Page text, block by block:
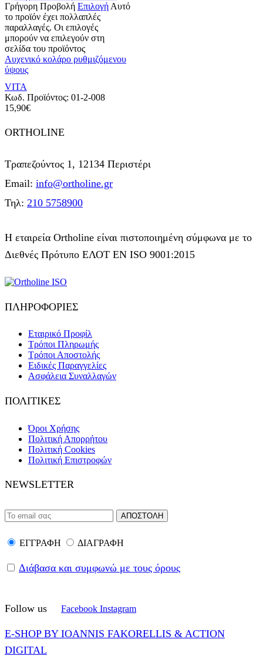
Γρήγορη Προβολή Επιλογή Αυτό
το προϊόν έχει πολλαπλές
παραλλαγές. Οι επιλογές
μπορούν να επιλεγούν στη
σελίδα του προϊόντος
Αυχενικό κολάρο ρυθμιζόμενου
ύψους
VITA
Κωδ. Προϊόντος: 01-2-008
15,90€
ORTHOLINE
Τραπεζούντος 1, 12134 Περιστέρι
Email: info@ortholine.gr
Τηλ: 210 5758900
Η εταιρεία Ortholine είναι πιστοποιημένη σύμφωνα με το
Διεθνές Πρότυπο ΕΛΟΤ ΕΝ ISO 9001:2015
ΠΛΗΡΟΦΟΡΙΕΣ
Εταιρικό Προφίλ
Τρόποι Πληρωμής
Τρόποι Αποστολής
Ειδικές Παραγγελίες
Ασφάλεια Συναλλαγών
ΠΟΛΙΤΙΚΕΣ
Όροι Χρήσης
Πολιτική Απορρήτου
Πολιτική Cookies
Πολιτική Επιστροφών
NEWSLETTER
ΕΓΓΡΑΦΗ ΔΙΑΓΡΑΦΗ
Διάβασα και συμφωνώ με τους όρους
Follow us Facebook Instagram
E-SHOP BY IOANNIS FAKORELLIS & ACTION
DIGITAL